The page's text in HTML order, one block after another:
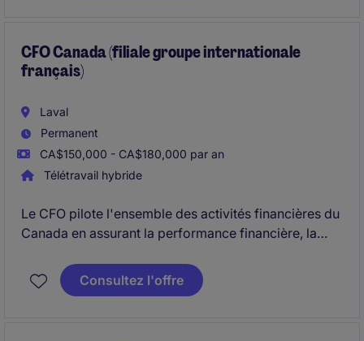
CFO Canada (filiale groupe internationale
français)
Laval
Permanent
CA$150,000 - CA$180,000 par an
Télétravail hybride
Le CFO pilote l'ensemble des activités financières du
Canada en assurant la performance financière, la
trésorerie et la conformité de l'entreprise. Il
accompagne la direction dans la prise de décision
Consultez l'offre